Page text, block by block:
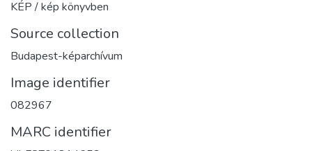
KÉP / kép könyvben
Source collection
Budapest-képarchívum
Image identifier
082967
MARC identifier